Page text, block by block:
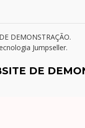
DEMONSTRAÇÃO.
Jumpseller.
DE